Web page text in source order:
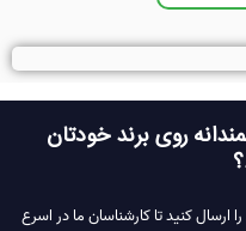
روی برند خودتان
ارسال کنید تا کارشناسان ما در اسرع